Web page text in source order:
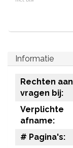
Informatie
Rechten
vragen bij:
Verplichte
afname:
# Pagina's: